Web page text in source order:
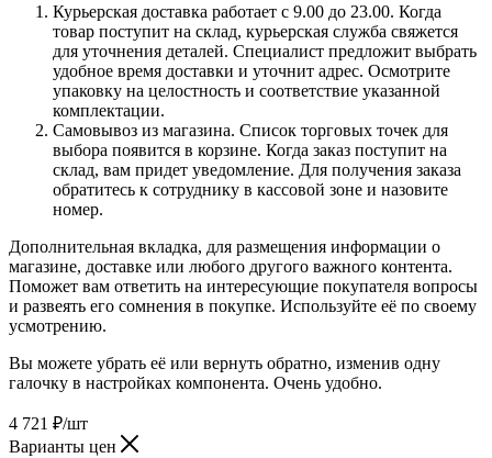
Курьерская доставка работает с 9.00 до 23.00. Когда
товар поступит на склад, курьерская служба свяжется
для уточнения деталей. Специалист предложит выбрать
удобное время доставки и уточнит адрес. Осмотрите
упаковку на целостность и соответствие указанной
комплектации.
Самовывоз из магазина. Список торговых точек для
выбора появится в корзине. Когда заказ поступит на
склад, вам придет уведомление. Для получения заказа
обратитесь к сотруднику в кассовой зоне и назовите
номер.
Дополнительная вкладка, для размещения информации о
магазине, доставке или любого другого важного контента.
Поможет вам ответить на интересующие покупателя вопросы
и развеять его сомнения в покупке. Используйте её по своему
усмотрению.
Вы можете убрать её или вернуть обратно, изменив одну
галочку в настройках компонента. Очень удобно.
4 721 ₽/шт
Варианты цен